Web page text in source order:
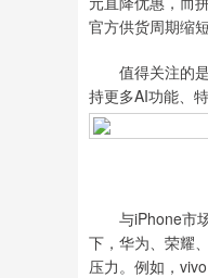
官方供货周期缩
值得关注的是
持更多AI功能、
与iPhone市场
下，华为、荣耀
压力。例如，